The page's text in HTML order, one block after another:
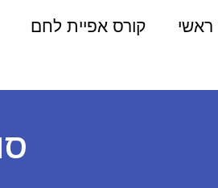
ראשי קורס אפיית לחם